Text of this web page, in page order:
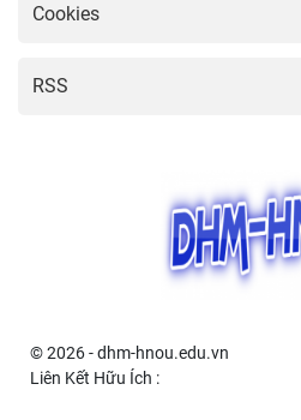
Cookies
RSS
© 2026 - dhm-hnou.edu.vn
Liên Kết Hữu Ích :